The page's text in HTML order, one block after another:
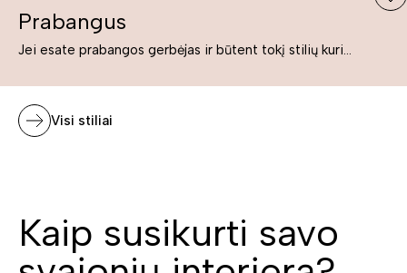
Prabangus
Jei esate prabangos gerbėjas ir būtent tokį stilių kuriate savo namuose ar biure, tuomet solidūs, prabangūs baldai nepriekaištingai įsilies į Jūsų kuriamą interjerą.
Visi stiliai
Kaip susikurti savo